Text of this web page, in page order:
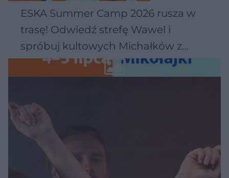
ESKA Summer Camp 2026 rusza w
trasę! Odwiedź strefę Wawel i
spróbuj kultowych Michałków z
Wawelu